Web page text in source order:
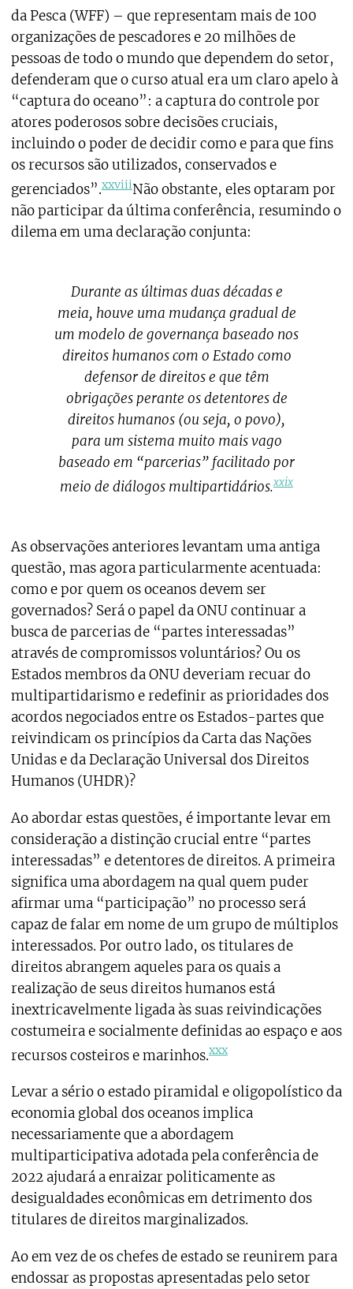
da Pesca (WFF) – que representam mais de 100
organizações de pescadores e 20 milhões de
pessoas de todo o mundo que dependem do setor,
defenderam que o curso atual era um claro apelo à
“captura do oceano”: a captura do controle por
atores poderosos sobre decisões cruciais,
incluindo o poder de decidir como e para que fins
os recursos são utilizados, conservados e
gerenciados”.xxviiiNão obstante, eles optaram por
não participar da última conferência, resumindo o
dilema em uma declaração conjunta:
Durante as últimas duas décadas e
meia, houve uma mudança gradual de
um modelo de governança baseado nos
direitos humanos com o Estado como
defensor de direitos e que têm
obrigações perante os detentores de
direitos humanos (ou seja, o povo),
para um sistema muito mais vago
baseado em “parcerias” facilitado por
meio de diálogos multipartidários.xxix
As observações anteriores levantam uma antiga
questão, mas agora particularmente acentuada:
como e por quem os oceanos devem ser
governados? Será o papel da ONU continuar a
busca de parcerias de “partes interessadas”
através de compromissos voluntários? Ou os
Estados membros da ONU deveriam recuar do
multipartidarismo e redefinir as prioridades dos
acordos negociados entre os Estados-partes que
reivindicam os princípios da Carta das Nações
Unidas e da Declaração Universal dos Direitos
Humanos (UHDR)?
Ao abordar estas questões, é importante levar em
consideração a distinção crucial entre “partes
interessadas” e detentores de direitos. A primeira
significa uma abordagem na qual quem puder
afirmar uma “participação” no processo será
capaz de falar em nome de um grupo de múltiplos
interessados. Por outro lado, os titulares de
direitos abrangem aqueles para os quais a
realização de seus direitos humanos está
inextricavelmente ligada às suas reivindicações
costumeira e socialmente definidas ao espaço e aos
recursos costeiros e marinhos.xxx
Levar a sério o estado piramidal e oligopolístico da
economia global dos oceanos implica
necessariamente que a abordagem
multiparticipativa adotada pela conferência de
2022 ajudará a enraizar politicamente as
desigualdades econômicas em detrimento dos
titulares de direitos marginalizados.
Ao em vez de os chefes de estado se reunirem para
endossar as propostas apresentadas pelo setor